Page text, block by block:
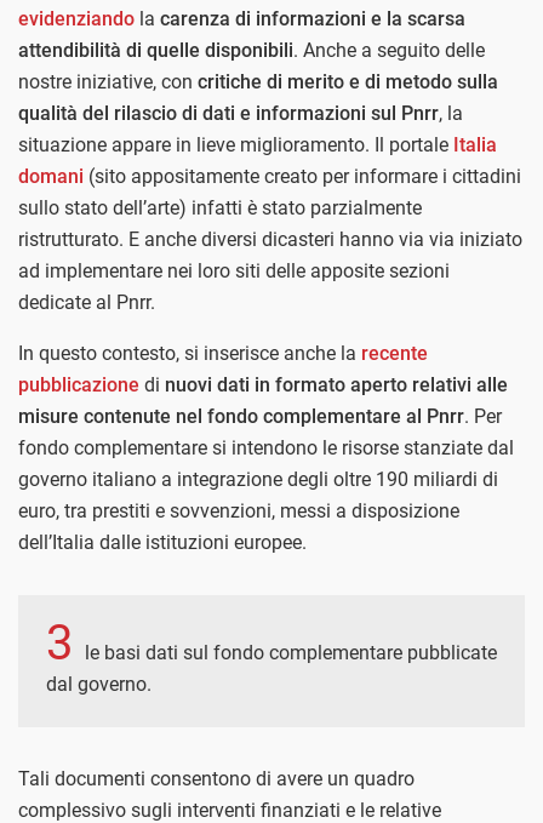
evidenziando la carenza di informazioni e la scarsa
attendibilità di quelle disponibili. Anche a seguito delle
nostre iniziative, con critiche di merito e di metodo sulla
qualità del rilascio di dati e informazioni sul Pnrr, la
situazione appare in lieve miglioramento. Il portale Italia
domani (sito appositamente creato per informare i cittadini
sullo stato dell’arte) infatti è stato parzialmente
ristrutturato. E anche diversi dicasteri hanno via via iniziato
ad implementare nei loro siti delle apposite sezioni
dedicate al Pnrr.
In questo contesto, si inserisce anche la recente
pubblicazione di nuovi dati in formato aperto relativi alle
misure contenute nel fondo complementare al Pnrr. Per
fondo complementare si intendono le risorse stanziate dal
governo italiano a integrazione degli oltre 190 miliardi di
euro, tra prestiti e sovvenzioni, messi a disposizione
dell’Italia dalle istituzioni europee.
3
le basi dati sul fondo complementare pubblicate
dal governo.
Tali documenti consentono di avere un quadro
complessivo sugli interventi finanziati e le relative